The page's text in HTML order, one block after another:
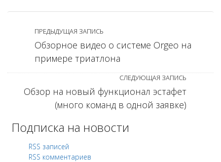
ПРЕДЫДУЩАЯ ЗАПИСЬ
Обзорное видео о системе Orgeo на
примере триатлона
СЛЕДУЮЩАЯ ЗАПИСЬ
Обзор на новый функционал эстафет
(много команд в одной заявке)
Подписка на новости
RSS записей
RSS комментариев